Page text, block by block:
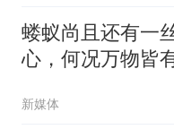
蝼蚁尚且还有一
心，何况万物皆
新媒体